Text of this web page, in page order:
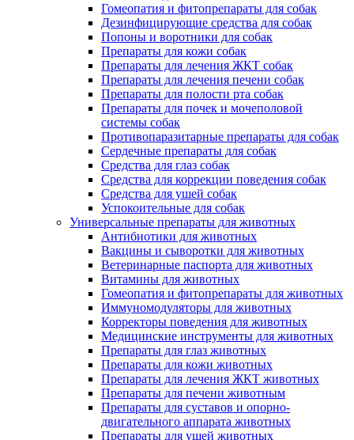
Гомеопатия и фитопрепараты для собак
Дезинфицирующие средства для собак
Попоны и воротники для собак
Препараты для кожи собак
Препараты для лечения ЖКТ собак
Препараты для лечения печени собак
Препараты для полости рта собак
Препараты для почек и мочеполовой
системы собак
Противопаразитарные препараты для собак
Сердечные препараты для собак
Средства для глаз собак
Средства для коррекции поведения собак
Средства для ушей собак
Успокоительные для собак
Универсальные препараты для животных
Антибиотики для животных
Вакцины и сыворотки для животных
Ветеринарные паспорта для животных
Витамины для животных
Гомеопатия и фитопрепараты для животных
Иммуномодуляторы для животных
Корректоры поведения для животных
Медицинские инструменты для животных
Препараты для глаз животных
Препараты для кожи животных
Препараты для лечения ЖКТ животных
Препараты для печени животным
Препараты для суставов и опорно-
двигательного аппарата животных
Препараты для ушей животных